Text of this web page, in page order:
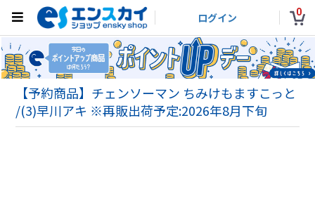
ログイン 0
【予約商品】チェンソーマン ちみけもますこっと
/(3)早川アキ ※再販出荷予定:2026年8月下旬